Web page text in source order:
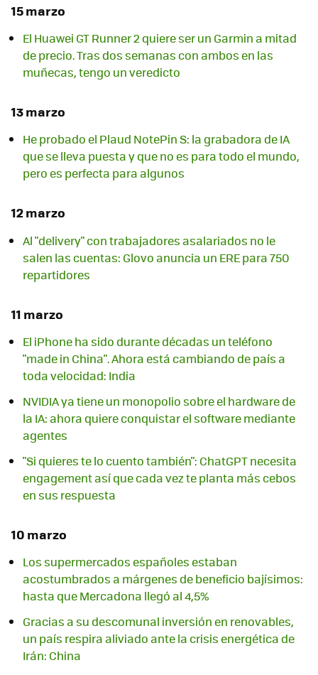
15 marzo
El Huawei GT Runner 2 quiere ser un Garmin a mitad
de precio. Tras dos semanas con ambos en las
muñecas, tengo un veredicto
13 marzo
He probado el Plaud NotePin S: la grabadora de IA
que se lleva puesta y que no es para todo el mundo,
pero es perfecta para algunos
12 marzo
Al "delivery" con trabajadores asalariados no le
salen las cuentas: Glovo anuncia un ERE para 750
repartidores
11 marzo
El iPhone ha sido durante décadas un teléfono
"made in China". Ahora está cambiando de país a
toda velocidad: India
NVIDIA ya tiene un monopolio sobre el hardware de
la IA: ahora quiere conquistar el software mediante
agentes
"Si quieres te lo cuento también": ChatGPT necesita
engagement así que cada vez te planta más cebos
en sus respuesta
10 marzo
Los supermercados españoles estaban
acostumbrados a márgenes de beneficio bajísimos:
hasta que Mercadona llegó al 4,5%
Gracias a su descomunal inversión en renovables,
un país respira aliviado ante la crisis energética de
Irán: China